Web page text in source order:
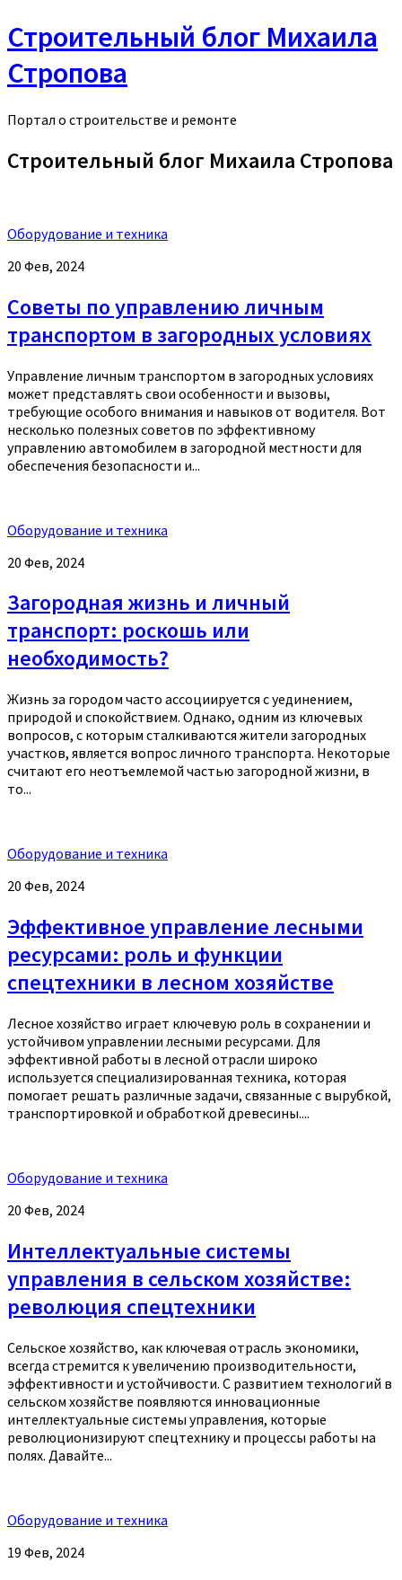
Строительный блог Михаила
Стропова
Портал о строительстве и ремонте
Строительный блог Михаила Стропова
Оборудование и техника
20 Фев, 2024
Советы по управлению личным
транспортом в загородных условиях
Управление личным транспортом в загородных условиях
может представлять свои особенности и вызовы,
требующие особого внимания и навыков от водителя. Вот
несколько полезных советов по эффективному
управлению автомобилем в загородной местности для
обеспечения безопасности и...
Оборудование и техника
20 Фев, 2024
Загородная жизнь и личный
транспорт: роскошь или
необходимость?
Жизнь за городом часто ассоциируется с уединением,
природой и спокойствием. Однако, одним из ключевых
вопросов, с которым сталкиваются жители загородных
участков, является вопрос личного транспорта. Некоторые
считают его неотъемлемой частью загородной жизни, в
то...
Оборудование и техника
20 Фев, 2024
Эффективное управление лесными
ресурсами: роль и функции
спецтехники в лесном хозяйстве
Лесное хозяйство играет ключевую роль в сохранении и
устойчивом управлении лесными ресурсами. Для
эффективной работы в лесной отрасли широко
используется специализированная техника, которая
помогает решать различные задачи, связанные с вырубкой,
транспортировкой и обработкой древесины....
Оборудование и техника
20 Фев, 2024
Интеллектуальные системы
управления в сельском хозяйстве:
революция спецтехники
Сельское хозяйство, как ключевая отрасль экономики,
всегда стремится к увеличению производительности,
эффективности и устойчивости. С развитием технологий в
сельском хозяйстве появляются инновационные
интеллектуальные системы управления, которые
революционизируют спецтехнику и процессы работы на
полях. Давайте...
Оборудование и техника
19 Фев, 2024